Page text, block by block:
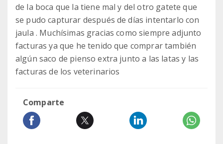
de la boca que la tiene mal y del otro gatete que
se pudo capturar después de días intentarlo con
jaula . Muchísimas gracias como siempre adjunto
facturas ya que he tenido que comprar también
algún saco de pienso extra junto a las latas y las
facturas de los veterinarios
Comparte